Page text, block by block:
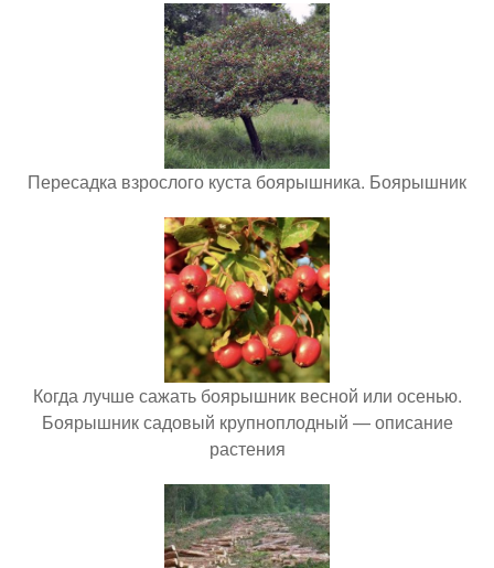
Пересадка взрослого куста боярышника. Боярышник
Когда лучше сажать боярышник весной или осенью.
Боярышник садовый крупноплодный — описание
растения